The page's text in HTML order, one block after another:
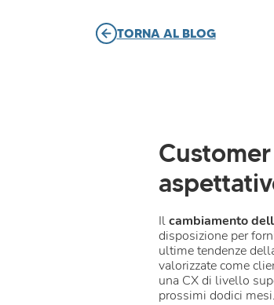
TORNA AL BLOG
Ilcambiamento
disposizione per
ultime tendenze
valorizzate come
una CX di livello
prossimi dodici mesi.